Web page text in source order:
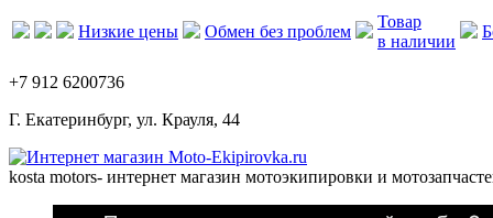
Низкие цены Обмен без проблем
Товар
в наличии
+7 912 6200736
Г. Екатеринбург, ул. Крауля, 44
kosta motors- интернет магазин мотоэкипировки и